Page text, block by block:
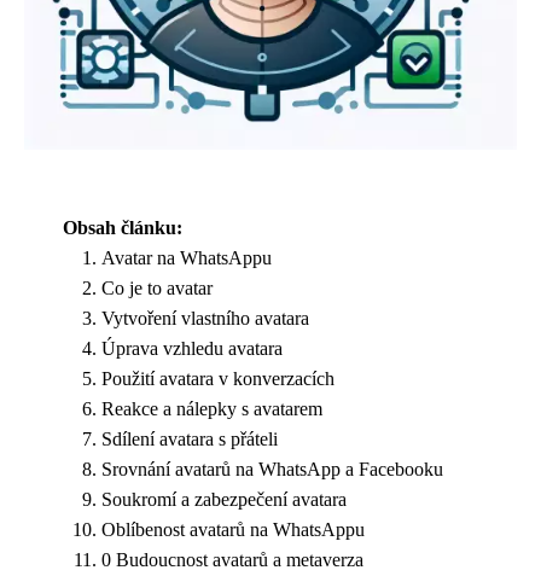
Obsah článku:
Avatar na WhatsAppu
Co je to avatar
Vytvoření vlastního avatara
Úprava vzhledu avatara
Použití avatara v konverzacích
Reakce a nálepky s avatarem
Sdílení avatara s přáteli
Srovnání avatarů na WhatsApp a Facebooku
Soukromí a zabezpečení avatara
Oblíbenost avatarů na WhatsAppu
0 Budoucnost avatarů a metaverza